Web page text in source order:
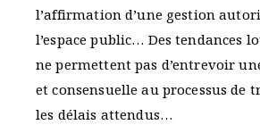
l’affirmation d’une gestion
l’espace public… Des tendances
ne permettent pas d’entrevoir
et consensuelle au processus de
les délais attendus…